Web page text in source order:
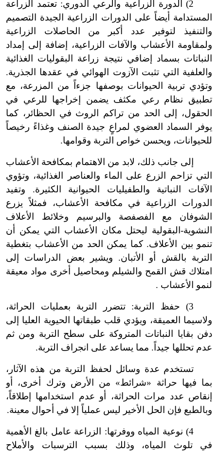
2) الدورة الزراعية والرعي الدوري: تعتمد الزراعة
المستدامة أيضاً على الدورات الزراعية الجيدة التصميم
والتنفيذ لتوفير عدد أكبر من الحاصلات الزراعية
ولمقاومة الأعشاب والآفات الزراعية، إضافة إلى إمداد
النباتات بسماد إضافي نتيجة زراعة البقوليات الغذائية
والعلفية التي تثبت الآزوت الهوائي في عقدها الجذرية.
وتؤدي تربية الحيوانات بوصفها جزءاً من المزرعة، مع
تطبيق نظام رعي مكثف يضمن إخراجها للرعي في
الحقول، إلى الحد من تراكم الروث في الحظائر، كما
يوفر السماد العضوي لمراعٍ جيدة الصنف وغذاءً رخيصاً
للحيوانات، ويحسن خواص التربة وقوامها.
إلى جانب ذلك، لابد من الاهتمام بمكافحة الأعشاب
التي تزاحم الزرع على الماء والعناصر الغذائية، وتؤوي
الآفات النباتية والطفيليات الحيوانية الكثيرة. وتفيد
الدورات الزراعية في مكافحة الأعشاب، فمثلاً يزرع
الشوفان مع الفصفصة والبرسيم وخلائط الأعلاف
النشوية-البقولية ليحتل مكان الأعشاب التي يمكن أن
تنمو بين الأعلاف. كما يمكن الحد من الأعشاب بتغطية
التربة بالقش أو الأتبان. ويشير بعض الدراسات إلى
امتلاك قش القمح والشيلم ومحاصيل أخرى مواد معيقة
لنمو الأعشاب .
3) حفظ التربة: تتضرر التربة بعمليات الحراثة،
ولاسيما العميقة، ويؤدي قلب طبقاتها الحيوية العليا إلى
دفن بقايا النباتات المتروكة على سطح التربة ومن ثم
عدم تحللها جيداً. مما يساعد على انجراف التربة.
تستخدم عدة وسائل لحفظ التربة من هذه الآثار،
بما فيها حراثة «شرائط» من الأرض وترك أخرى، أو
إنقاص عدد مرات الحراثة، أو عدم استخدامها إطلاقاً،
وبالطبع فإن الحل الأخير ليس عملياً إلا في أحوال معينة.
4) نوعية المياه ووفرتها: الزراعة عامل بالغ الأهمية
في تلوث المياه، وذلك بسبب الترسبات والأملاح